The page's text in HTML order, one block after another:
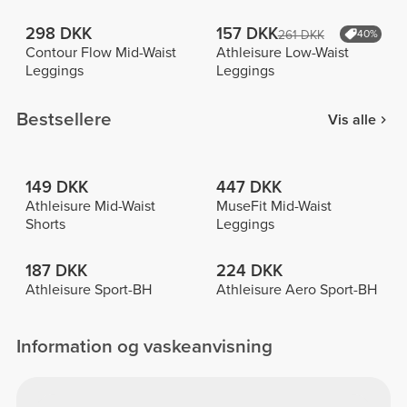
298 DKK
Contour Flow Mid-Waist
Leggings
157 DKK261 DKK 40%
Athleisure Low-Waist
Leggings
Bestsellere Vis alle
149 DKK
Athleisure Mid-Waist
Shorts
447 DKK
MuseFit Mid-Waist
Leggings
187 DKK
Athleisure Sport-BH
224 DKK
Athleisure Aero Sport-BH
Information og vaskeanvisning